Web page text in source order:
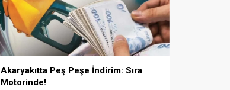
Akaryakıtta Peş Peşe İndirim: Sıra
Motorinde!